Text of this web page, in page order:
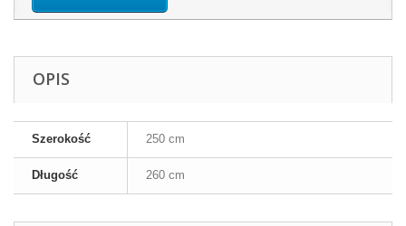
OPIS
Szerokość 250 cm
Długość 260 cm